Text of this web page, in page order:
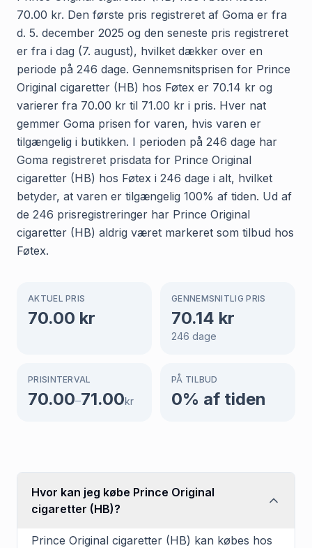
70.00 kr. Den første pris registreret af Goma er fra
d. 5. december 2025 og den seneste pris registreret
er fra i dag (7. august), hvilket dækker over en
periode på 246 dage. Gennemsnitsprisen for Prince
Original cigaretter (HB) hos Føtex er 70.14 kr og
varierer fra 70.00 kr til 71.00 kr i pris. Hver nat
gemmer Goma prisen for varen, hvis varen er
tilgængelig i butikken. I perioden på 246 dage har
Goma registreret prisdata for Prince Original
cigaretter (HB) hos Føtex i 246 dage i alt, hvilket
betyder, at varen er tilgængelig 100% af tiden. Ud af
de 246 prisregistreringer har Prince Original
cigaretter (HB) aldrig været markeret som tilbud hos
Føtex.
AKTUEL PRIS
70.00 kr
GENNEMSNITLIG PRIS
70.14 kr
246 dage
PRISINTERVAL
70.00–71.00kr
PÅ TILBUD
0% af tiden
Hvor kan jeg købe Prince Original
cigaretter (HB)?
Prince Original cigaretter (HB) kan købes hos